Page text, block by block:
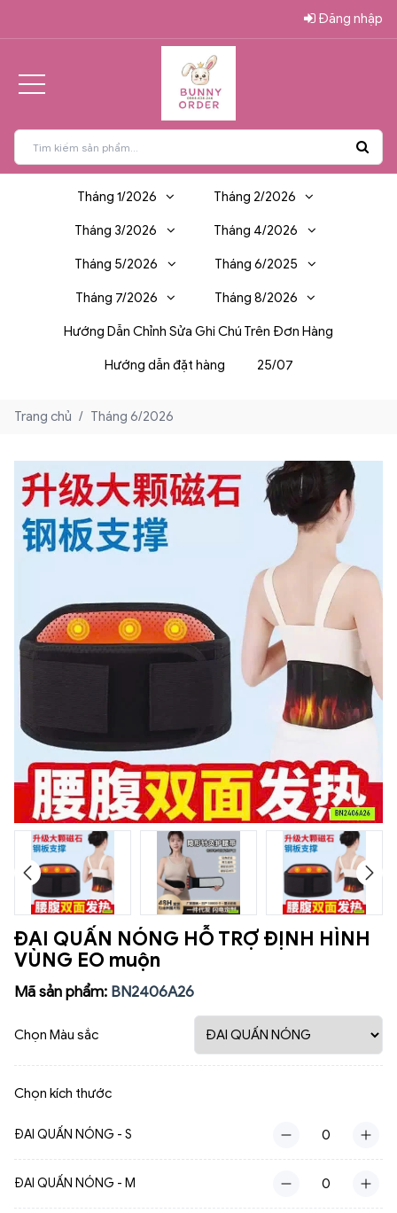
Đăng nhập
Tháng 1/2026 Tháng 2/2026
Tháng 3/2026 Tháng 4/2026
Tháng 5/2026 Tháng 6/2025
Tháng 7/2026 Tháng 8/2026
Hướng Dẫn Chỉnh Sửa Ghi Chú Trên Đơn Hàng
Hướng dẫn đặt hàng 25/07
Trang chủ / Tháng 6/2026
ĐAI QUẤN NÓNG HỖ TRỢ ĐỊNH HÌNH
VÙNG EO muộn
Mã sản phẩm: BN2406A26
Chọn Màu sắc
Chọn kích thước
ĐAI QUẤN NÓNG - S
ĐAI QUẤN NÓNG - M